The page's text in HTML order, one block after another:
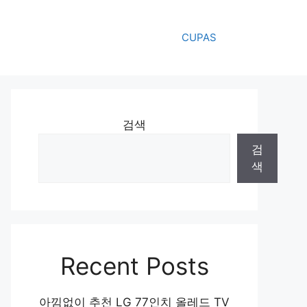
CUPAS
검색
검
색
Recent Posts
아낌없이 추천 LG 77인치 올레드 TV